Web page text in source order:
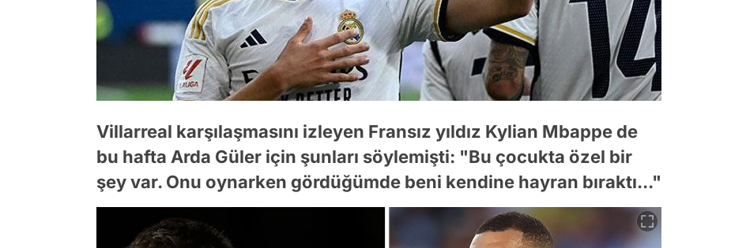
Villarreal karşılaşmasını izleyen Fransız yıldız Kylian Mbappe de
bu hafta Arda Güler için şunları söylemişti: "Bu çocukta özel bir
şey var. Onu oynarken gördüğümde beni kendine hayran bıraktı..."